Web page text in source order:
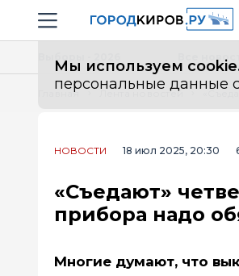
Навигация сайта
Мы используем
персональные данные
Все
Главная Лента новостей
НОВОСТИ 18 июл 2025, 20:30
«Съедают»
прибора надо
Многие думают, что